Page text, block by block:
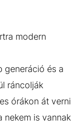
modern
generáció és a
ráncolják
órákon át verni
nekem is vannak